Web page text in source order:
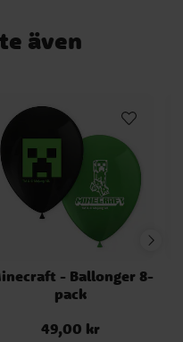
även
- Ballonger 8-
pack
Pris:49,00 kr
49,00 kr